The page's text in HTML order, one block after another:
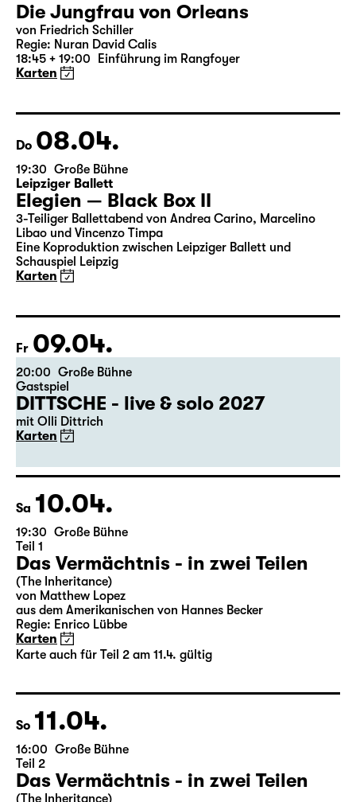
Di 06.04.
19:30 — 22:35 Große Bühne
Die Jungfrau von Orleans
18:45 + 19:00 Einführung im Rangfoyer
Karten
Do 08.04.
19:30 Große Bühne
Leipziger Ballett
Elegien — Black Box II
3-Teiliger Ballettabend von Andrea Carino, Marcelino
Schauspiel Leipzig
Karten
Fr 09.04.
20:00
Große Bühne
Gastspiel
DITTSCHE - live & solo 2027
mit Olli Dittrich
Karten
Sa 10.04.
19:30 Große Bühne
Teil 1
Das Vermächtnis - in zwei Teilen
(The Inheritance)
von Matthew Lopez
Karten
Karte auch für Teil 2 am 11.4. gültig
So 11.04.